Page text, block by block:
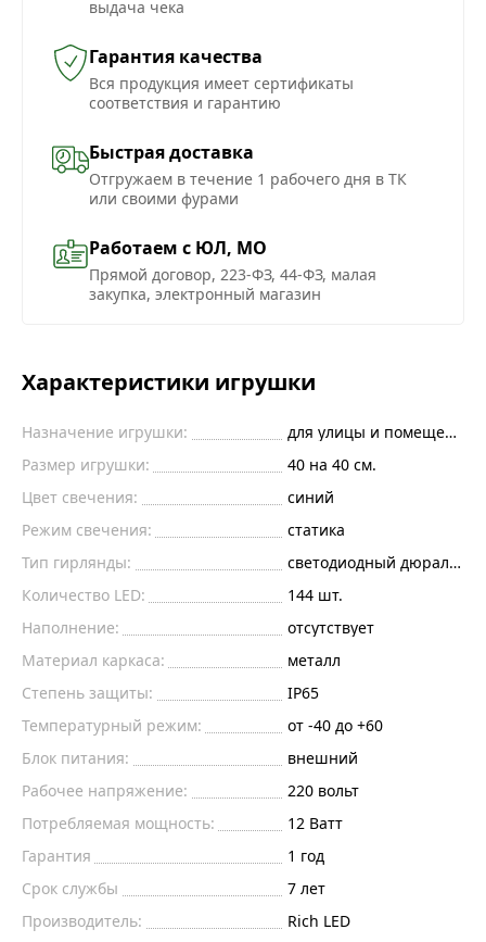
выдача чека
Гарантия качества
Вся продукция имеет сертификаты
соответствия и гарантию
Быстрая доставка
Отгружаем в течение 1 рабочего дня в ТК
или своими фурами
Работаем с ЮЛ, МО
Прямой договор, 223-ФЗ, 44-ФЗ, малая
закупка, электронный магазин
Характеристики игрушки
Назначение игрушки:
для улицы и помещений
Размер игрушки:
40 на 40 см.
Цвет свечения:
синий
Режим свечения:
статика
Тип гирлянды:
светодиодный дюралайт
Количество LED:
144 шт.
Наполнение:
отсутствует
Материал каркаса:
металл
Степень защиты:
IP65
Температурный режим:
от -40 до +60
Блок питания:
внешний
Рабочее напряжение:
220 вольт
Потребляемая мощность:
12 Ватт
Гарантия
1 год
Срок службы
7 лет
Производитель:
Rich LED